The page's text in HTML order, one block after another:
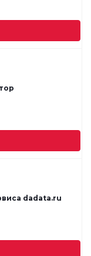
dadata.ru